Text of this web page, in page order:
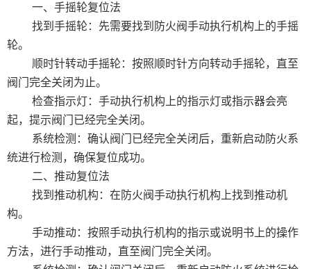
一、手摇轮复位法
找到手摇轮：先需要找到防火阀手动执行机构上的手摇
轮。
顺时针转动手摇轮：按照顺时针方向转动手摇轮，直至
阀门完全关闭为止。
检查指示灯：手动执行机构上的指示灯或指示器会亮
起，提示阀门已经完全关闭。
系统检测：确认阀门已经完全关闭后，重新启动防火系
统进行检测，确保复位成功。
二、推动复位法
找到推动机构：在防火阀手动执行机构上找到推动机
构。
手动推动：按照手动执行机构的指示或说明书上的操作
方法，进行手动推动，直至阀门完全关闭。